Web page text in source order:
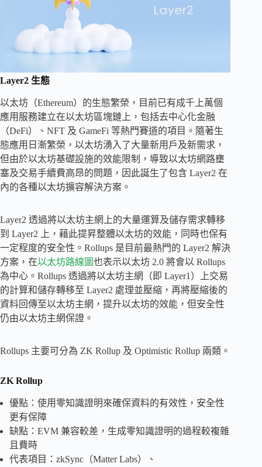
Layer2 生態
以太坊（Ethereum）的生態繁榮，目前已有成千上萬個
應用服務建立在以太坊區塊鏈上，包括去中心化金融
（DeFi）、NFT 及 GameFi 等熱門賽道的項目。隨著生
態應用日漸繁榮，以太坊湧入了大量新用戶及新需求，
但由於以太坊基礎設施的效能限制，導致以太坊網路壅
塞及交易手續費高昂的問題，因此誕生了包含 Layer2 在
內的各種以太坊擴容解決方案。
Layer2 透過將以太坊主網上的大量運算及儲存需求轉移
到 Layer2 上，藉此提昇整體以太坊的效能，同時也保有
一定程度的安全性。Rollups 是目前最熱門的 Layer2 解決
方案，在以太坊路線圖也表示以太坊 2.0 將會以 Rollups
為中心。Rollups 透過將以太坊主網（即 Layer1）上交易
的計算和儲存轉移至 Layer2 處理並壓縮，再將壓縮後的
資料回傳至以太坊主網，提升以太坊的效能，但安全性
仍由以太坊主網保證。
Rollups 主要可分為 ZK Rollup 及 Optimistic Rollup 兩類。
ZK Rollup
優點：使用零知識證明來確保資料的有效性，安全性
更有保障
缺點：EVM 兼容較差，生成零知識證明的過程較複雜
且費時
代表項目：zkSync（Matter Labs）、